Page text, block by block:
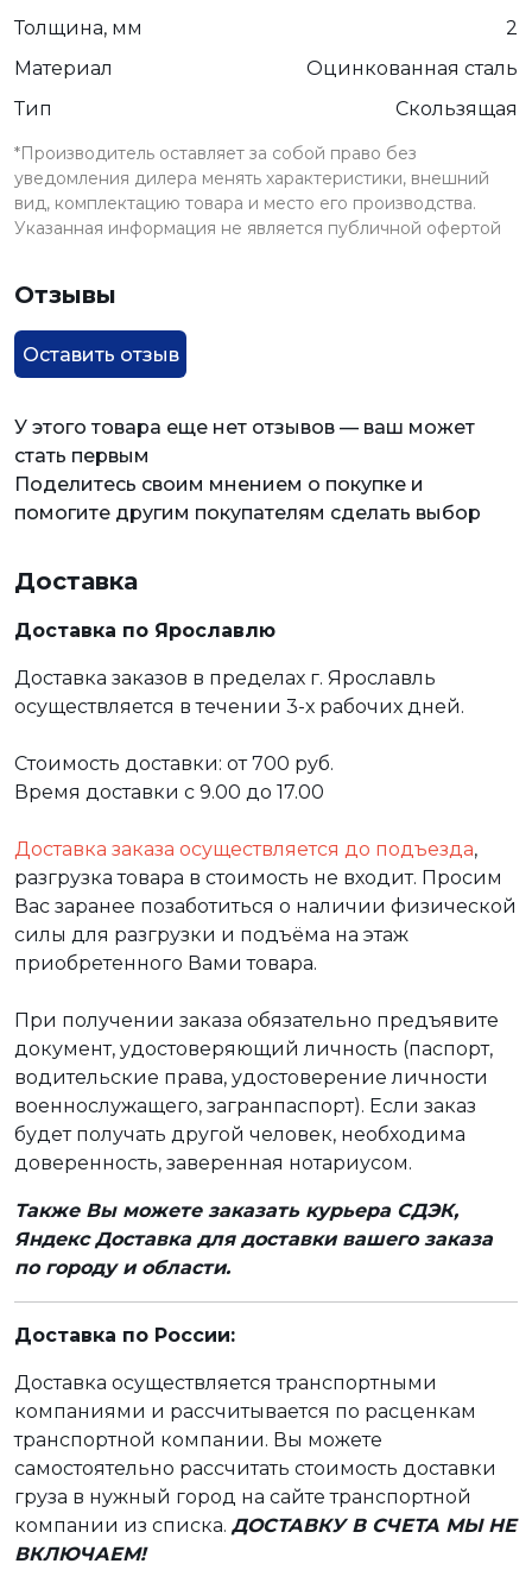
Толщина, мм
2
Материал
Оцинкованная сталь
Тип
Скользящая
*Производитель оставляет за собой право без
уведомления дилера менять характеристики, внешний
вид, комплектацию товара и место его производства.
Указанная информация не является публичной офертой
Отзывы
Оставить отзыв
У этого товара еще нет отзывов — ваш может
стать первым
Поделитесь своим мнением о покупке и
помогите другим покупателям сделать выбор
Доставка
Доставка по Ярославлю
Доставка заказов в пределах г. Ярославль
осуществляется в течении 3-х рабочих дней.
Стоимость доставки: от 700 руб.
Время доставки с 9.00 до 17.00
Доставка заказа осуществляется до подъезда,
разгрузка товара в стоимость не входит. Просим
Вас заранее позаботиться о наличии физической
силы для разгрузки и подъёма на этаж
приобретенного Вами товара.
При получении заказа обязательно предъявите
документ, удостоверяющий личность (паспорт,
водительские права, удостоверение личности
военнослужащего, загранпаспорт). Если заказ
будет получать другой человек, необходима
доверенность, заверенная нотариусом.
Также Вы можете заказать курьера СДЭК,
Яндекс Доставка для доставки вашего заказа
по городу и области.
Доставка по России:
Доставка осуществляется транспортными
компаниями и рассчитывается по расценкам
транспортной компании. Вы можете
самостоятельно рассчитать стоимость доставки
груза в нужный город на сайте транспортной
компании из списка. ДОСТАВКУ В СЧЕТА МЫ НЕ
ВКЛЮЧАЕМ!